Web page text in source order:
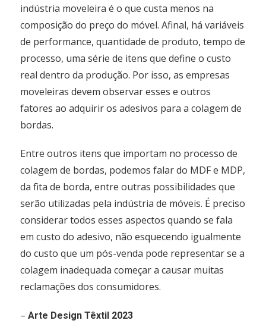
indústria moveleira é o que custa menos na
composição do preço do móvel. Afinal, há variáveis
de performance, quantidade de produto, tempo de
processo, uma série de itens que define o custo
real dentro da produção. Por isso, as empresas
moveleiras devem observar esses e outros
fatores ao adquirir os adesivos para a colagem de
bordas.
Entre outros itens que importam no processo de
colagem de bordas, podemos falar do MDF e MDP,
da fita de borda, entre outras possibilidades que
serão utilizadas pela indústria de móveis. É preciso
considerar todos esses aspectos quando se fala
em custo do adesivo, não esquecendo igualmente
do custo que um pós-venda pode representar se a
colagem inadequada começar a causar muitas
reclamações dos consumidores.
–Arte Design Têxtil 2023